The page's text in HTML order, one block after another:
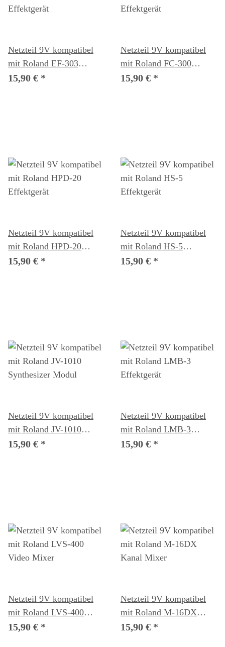
Netzteil 9V kompatibel
mit Roland EF-303
Effektgerät
15,90 € *
Netzteil 9V kompatibel
mit Roland FC-300
Effektgerät
15,90 € *
Netzteil 9V kompatibel
mit Roland HPD-20
Effektgerät
15,90 € *
Netzteil 9V kompatibel
mit Roland HS-5
Effektgerät
15,90 € *
Netzteil 9V kompatibel
mit Roland JV-1010
Synthesizer Modul
15,90 € *
Netzteil 9V kompatibel
mit Roland LMB-3
Effektgerät
15,90 € *
Netzteil 9V kompatibel
mit Roland LVS-400
Video Mixer
15,90 € *
Netzteil 9V kompatibel
mit Roland M-16DX
Kanal Mixer
15,90 € *